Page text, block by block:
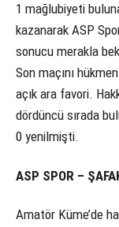
1 mağlubiyeti
kazanarak ASP
sonucu merakla
Son maçını
açık ara favori.
dördüncü sırada
0 yenilmişti.
ASP SPOR –
Amatör Küme’de